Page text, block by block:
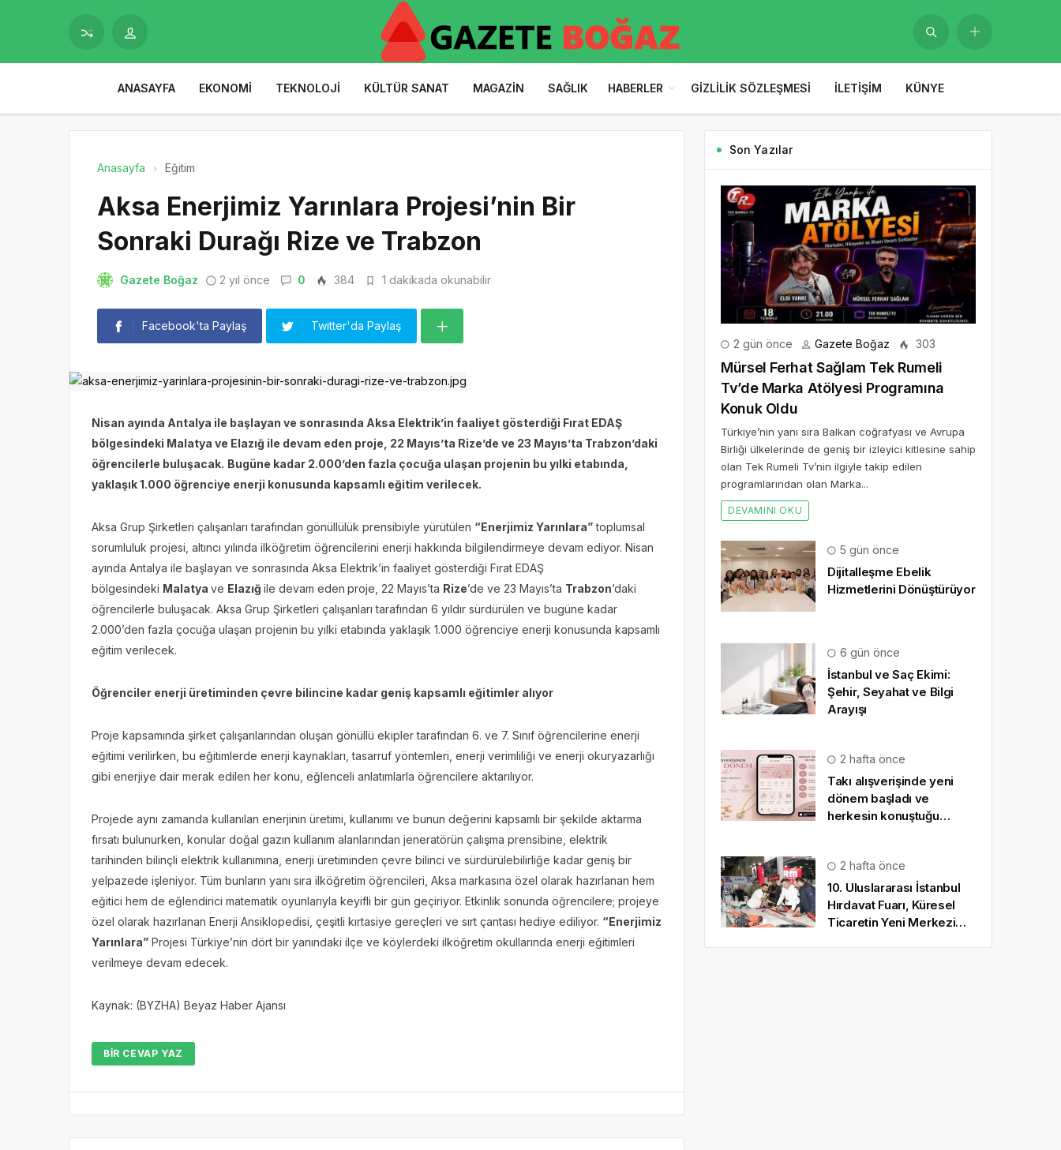
ANASAYFA EKONOMI TEKNOLOJI KÜLTÜR SANAT MAGAZIN SAĞLIK HABERLER GIZLILIK SÖZLEŞMESI İLETIŞIM KÜNYE
Anasayfa Eğitim
Aksa Enerjimiz Yarınlara Projesi’nin Bir
Sonraki Durağı Rize ve Trabzon
Gazete Boğaz 2 yıl önce 0 384 1 dakikada okunabilir
Facebook'ta Paylaş Twitter'da Paylaş
Nisan ayında Antalya ile başlayan ve sonrasında Aksa Elektrik’in faaliyet gösterdiği Fırat EDAŞ
bölgesindeki Malatya ve Elazığ ile devam eden proje, 22 Mayıs’ta Rize’de ve 23 Mayıs’ta Trabzon’daki
öğrencilerle buluşacak. Bugüne kadar 2.000’den fazla çocuğa ulaşan projenin bu yılki etabında,
yaklaşık 1.000 öğrenciye enerji konusunda kapsamlı eğitim verilecek.
Aksa Grup Şirketleri çalışanları tarafından gönüllülük prensibiyle yürütülen “Enerjimiz Yarınlara”toplumsal
sorumluluk projesi, altıncı yılında ilköğretim öğrencilerini enerji hakkında bilgilendirmeye devam ediyor. Nisan
ayında Antalya ile başlayan ve sonrasında Aksa Elektrik’in faaliyet gösterdiği Fırat EDAŞ
bölgesindeki Malatya ve Elazığ ile devam eden proje, 22 Mayıs’ta Rize’de ve 23 Mayıs’ta Trabzon’daki
öğrencilerle buluşacak. Aksa Grup Şirketleri çalışanları tarafından 6 yıldır sürdürülen ve bugüne kadar
2.000’den fazla çocuğa ulaşan projenin bu yılki etabında yaklaşık 1.000 öğrenciye enerji konusunda kapsamlı
eğitim verilecek.
Öğrenciler enerji üretiminden çevre bilincine kadar geniş kapsamlı eğitimler alıyor
Proje kapsamında şirket çalışanlarından oluşan gönüllü ekipler tarafından 6. ve 7. Sınıf öğrencilerine enerji
eğitimi verilirken, bu eğitimlerde enerji kaynakları, tasarruf yöntemleri, enerji verimliliği ve enerji okuryazarlığı
gibi enerjiye dair merak edilen her konu, eğlenceli anlatımlarla öğrencilere aktarılıyor.
Projede aynı zamanda kullanılan enerjinin üretimi, kullanımı ve bunun değerini kapsamlı bir şekilde aktarma
fırsatı bulunurken, konular doğal gazın kullanım alanlarından jeneratörün çalışma prensibine, elektrik
tarihinden bilinçli elektrik kullanımına, enerji üretiminden çevre bilinci ve sürdürülebilirliğe kadar geniş bir
yelpazede işleniyor. Tüm bunların yanı sıra ilköğretim öğrencileri, Aksa markasına özel olarak hazırlanan hem
eğitici hem de eğlendirici matematik oyunlarıyla keyifli bir gün geçiriyor. Etkinlik sonunda öğrencilere; projeye
özel olarak hazırlanan Enerji Ansiklopedisi, çeşitli kırtasiye gereçleri ve sırt çantası hediye ediliyor. “Enerjimiz
Yarınlara” Projesi Türkiye’nin dört bir yanındaki ilçe ve köylerdeki ilköğretim okullarında enerji eğitimleri
verilmeye devam edecek.
Kaynak: (BYZHA) Beyaz Haber Ajansı
BIR CEVAP YAZ
Son Yazılar
2 gün önce Gazete Boğaz 303
Mürsel Ferhat Sağlam Tek Rumeli
Tv’de Marka Atölyesi Programına
Konuk Oldu
Türkiye’nin yanı sıra Balkan coğrafyası ve Avrupa
Birliği ülkelerinde de geniş bir izleyici kitlesine sahip
olan Tek Rumeli Tv’nin ilgiyle takip edilen
programlarından olan Marka...
DEVAMINI OKU
5 gün önce
Dijitalleşme Ebelik
Hizmetlerini Dönüştürüyor
6 gün önce
İstanbul ve Saç Ekimi:
Şehir, Seyahat ve Bilgi
Arayışı
2 hafta önce
Takı alışverişinde yeni
dönem başladı ve
herkesin konuştuğu
2 hafta önce
10. Uluslararası İstanbul
Hırdavat Fuarı, Küresel
Ticaretin Yeni Merkezi